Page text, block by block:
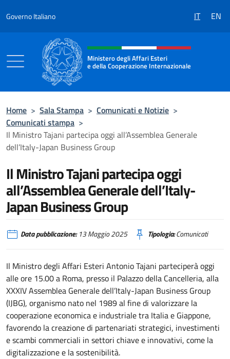
Governo Italiano IT EN
Intestazione sito, social e menù
Ministero degli Affari Esteri
e della Cooperazione Internazionale
Home > Sala Stampa > Comunicati e Notizie >
Comunicati stampa >
Il Ministro Tajani partecipa oggi all’Assemblea Generale
dell’Italy-Japan Business Group
Il Ministro Tajani partecipa oggi
all’Assemblea Generale dell’Italy-
Japan Business Group
Data pubblicazione:13 Maggio 2025 Tipologia:Comunicati
Il Ministro degli Affari Esteri Antonio Tajani parteciperà oggi
alle ore 15.00 a Roma, presso il Palazzo della Cancelleria, alla
XXXIV Assemblea Generale dell’Italy-Japan Business Group
(IJBG), organismo nato nel 1989 al fine di valorizzare la
cooperazione economica e industriale tra Italia e Giappone,
favorendo la creazione di partenariati strategici, investimenti
e scambi commerciali in settori chiave e innovativi, come la
digitalizzazione e la sostenibilità.